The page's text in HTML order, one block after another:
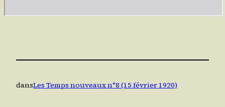
dansLes Temps nouveaux n°8 (15 février 1920)